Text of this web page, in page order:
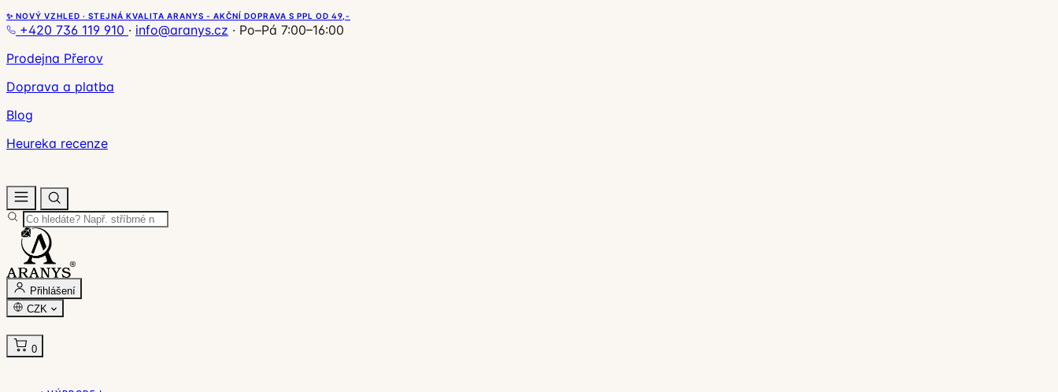
✨ NOVÝ VZHLED · STEJNÁ KVALITA ARANYS - AKČNÍ DOPRAVA S PPL OD 49,-
+420 736 119 910 · info@aranys.cz · Po–Pá 7:00–16:00
Prodejna Přerov
Doprava a platba
Blog
Heureka recenze
Přihlášení
CZK
0